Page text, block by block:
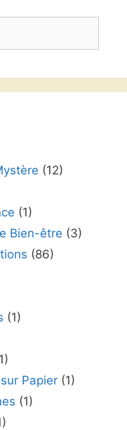
(12)
(1)
Bien-être (3)
(86)
(1)
Papier(1)
(1)